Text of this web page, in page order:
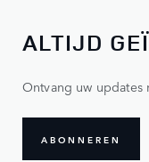
ALTIJD
Ontvang uw updates
ABONNEREN